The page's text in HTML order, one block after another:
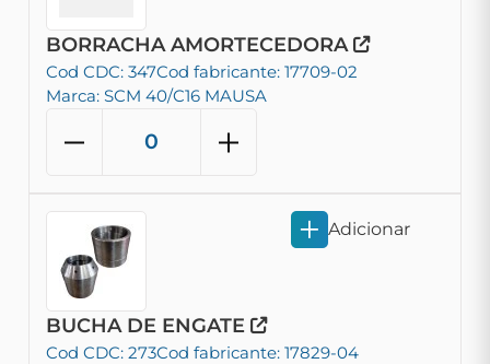
BORRACHA AMORTECEDORA
Cod CDC: 347Cod fabricante: 17709-02
Marca: SCM 40/C16 MAUSA
BUCHA DE ENGATE
Cod CDC: 273Cod fabricante: 17829-04
Adicionar